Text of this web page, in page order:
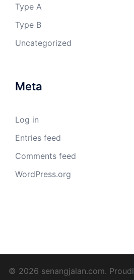
Type A
Type B
Uncategorized
Meta
Log in
Entries feed
Comments feed
WordPress.org
© 2026 senangjalan.com.